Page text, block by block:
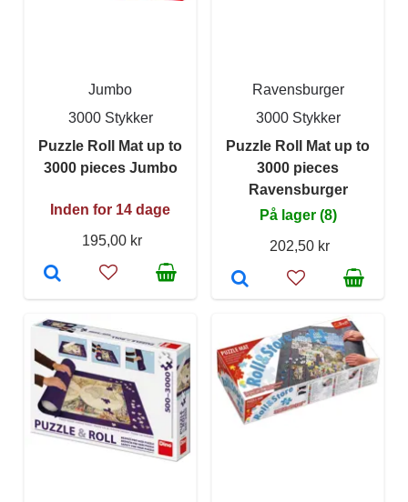
Jumbo
3000 Stykker
Puzzle Roll Mat up to
3000 pieces Jumbo
Inden for 14 dage
195,00 kr
Ravensburger
3000 Stykker
Puzzle Roll Mat up to
3000 pieces
Ravensburger
På lager (8)
202,50 kr